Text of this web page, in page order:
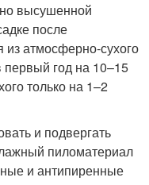
высушенной
после
из атмосферно-сухого
год на 10–15
только на 1–2
и подвергать
пиломатериал
и антипиренные